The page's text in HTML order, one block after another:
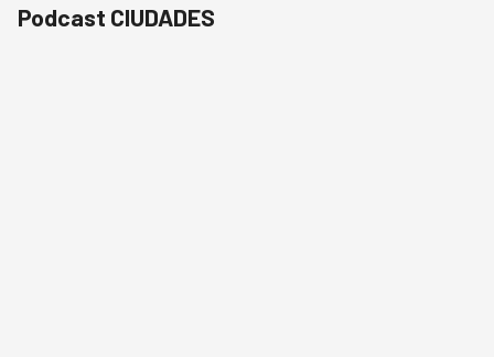
Podcast CIUDADES